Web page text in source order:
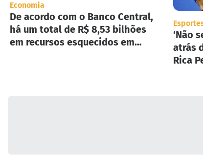
Economia
De acordo com o Banco Central,
há um total de R$ 8,53 bilhões
em recursos esquecidos em
‘Não
atrás
Rica